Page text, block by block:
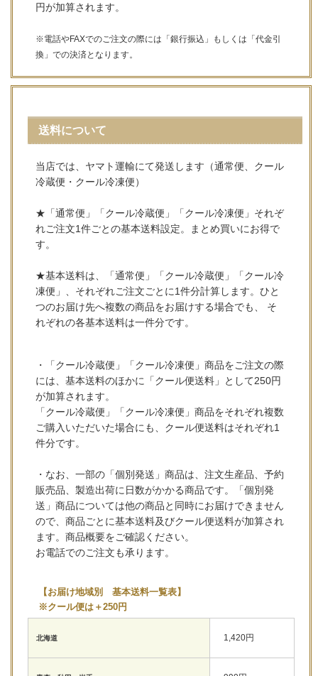
円が加算されます。
※電話やFAXでのご注文の際には「銀行振込」もしくは「代金引
換」での決済となります。
送料について
当店では、ヤマト運輸にて発送します（通常便、クール
冷蔵便・クール冷凍便）
★「通常便」「クール冷蔵便」「クール冷凍便」それぞ
れご注文1件ごとの基本送料設定。まとめ買いにお得で
す。
★基本送料は、「通常便」「クール冷蔵便」「クール冷
凍便」、それぞれご注文ごとに1件分計算します。ひと
つのお届け先へ複数の商品をお届けする場合でも、 そ
れぞれの各基本送料は一件分です。
・「クール冷蔵便」「クール冷凍便」商品をご注文の際
には、基本送料のほかに「クール便送料」として250円
が加算されます。
「クール冷蔵便」「クール冷凍便」商品をそれぞれ複数
ご購入いただいた場合にも、クール便送料はそれぞれ1
件分です。
・なお、一部の「個別発送」商品は、注文生産品、予約
販売品、製造出荷に日数がかかる商品です。「個別発
送」商品については他の商品と同時にお届けできません
ので、商品ごとに基本送料及びクール便送料が加算され
ます。商品概要をご確認ください。
お電話でのご注文も承ります。
【お届け地域別 基本送料一覧表】
※クール便は＋250円
北海道 1,420円